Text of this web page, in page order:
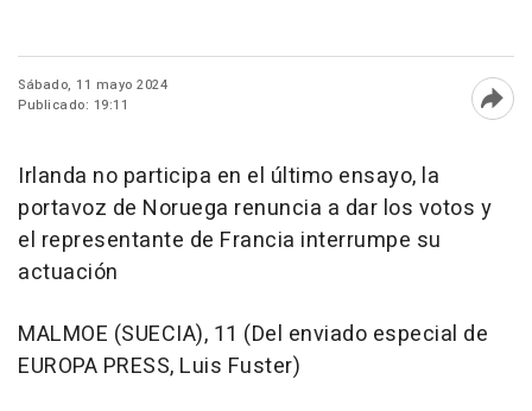
Sábado, 11 mayo 2024
Publicado: 19:11
Irlanda no participa en el último ensayo, la
portavoz de Noruega renuncia a dar los votos y
el representante de Francia interrumpe su
actuación
MALMOE (SUECIA), 11 (Del enviado especial de
EUROPA PRESS, Luis Fuster)